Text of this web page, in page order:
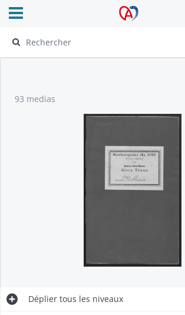
Archives Alsace - Colmar
Ouvrir le menu déroulant
93 medias
Déplier tous les niveaux